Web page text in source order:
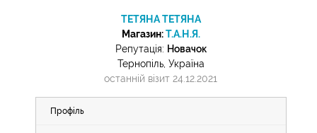
ТЕТЯНА ТЕТЯНА
Магазин:Т.А.Н.Я.
Репутація: Новачок
Тернопіль, Україна
останній візит 24.12.2021
Профіль